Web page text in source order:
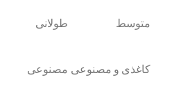
متوسط طولانی
کاغذی و مصنوعی مصنوعی